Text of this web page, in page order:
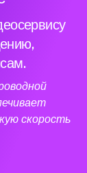
скорость